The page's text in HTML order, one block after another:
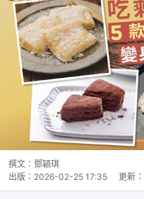
撰文： 鄧穎琪
出版： 2026-02-25 17:35 更新：